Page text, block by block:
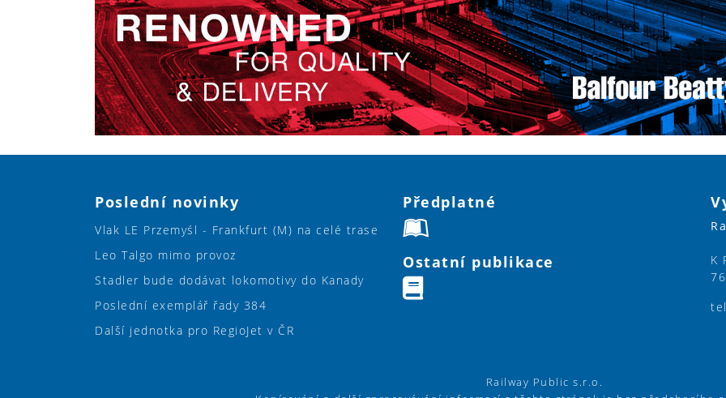
Poslední novinky
Vlak LE Przemyśl - Frankfurt (M) na celé trase
Leo Talgo mimo provoz
Stadler bude dodávat lokomotivy do Kanady
Poslední exemplář řady 384
Další jednotka pro RegioJet v ČR
Předplatné
Ostatní publikace
K
Railway Public s.r.o.